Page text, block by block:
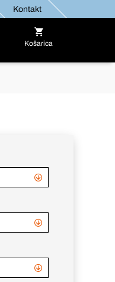
Kontakt
Košarica